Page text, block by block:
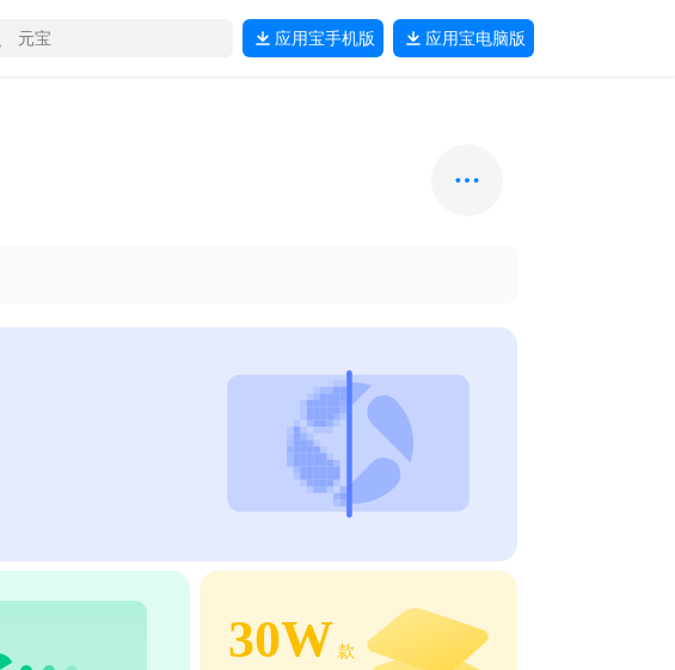
应用宝手机版 应用宝电脑版
30W 款